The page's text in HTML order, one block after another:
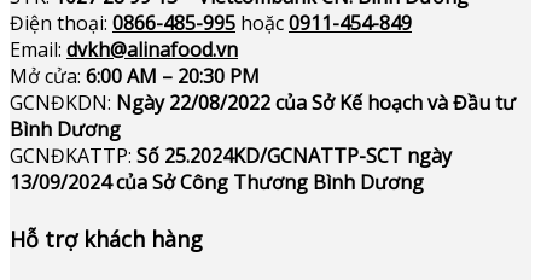
Điện thoại: 0866-485-995 hoặc0911-454-849
Email: dvkh@alinafood.vn
Mở cửa: 6:00 AM – 20:30 PM
GCNĐKDN: Ngày 22/08/2022 của Sở Kế hoạch và Đầu tư
Bình Dương
GCNĐKATTP: Số 25.2024KD/GCNATTP-SCT ngày
13/09/2024 của Sở Công Thương Bình Dương
Hỗ trợ khách hàng